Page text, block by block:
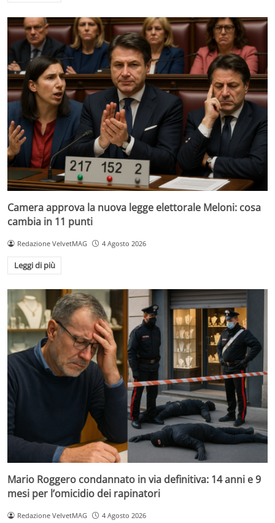
Camera approva la nuova legge elettorale Meloni: cosa
cambia in 11 punti
Redazione VelvetMAG 4 Agosto 2026
Leggi di più
Mario Roggero condannato in via definitiva: 14 anni e 9
mesi per l’omicidio dei rapinatori
Redazione VelvetMAG 4 Agosto 2026